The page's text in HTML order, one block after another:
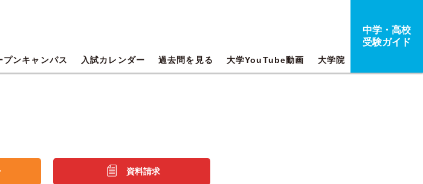
プンキャンパス 入試カレンダー 過去問を見る 大学YouTube動画 大学院
中学・高校
受験ガイド
資料請求